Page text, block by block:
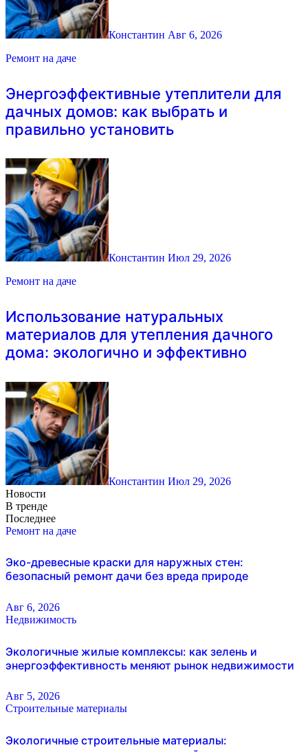
Константин Авг 6, 2026
Ремонт на даче
Энергоэффективные утеплители для
дачных домов: как выбрать и
правильно установить
Константин Июл 29, 2026
Ремонт на даче
Использование натуральных
материалов для утепления дачного
дома: экологично и эффективно
Константин Июл 29, 2026
Новости
В тренде
Последнее
Ремонт на даче
Эко-древесные краски для наружных стен:
безопасный ремонт дачи без вреда природе
Авг 6, 2026
Недвижимость
Экологичные жилые комплексы: как зелень и
энергоэффективность меняют рынок недвижимости
Авг 5, 2026
Строительные материалы
Экологичные строительные материалы: